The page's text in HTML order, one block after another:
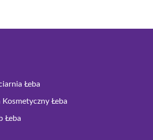
Łeba
Kosmetyczny Łeba
Łeba